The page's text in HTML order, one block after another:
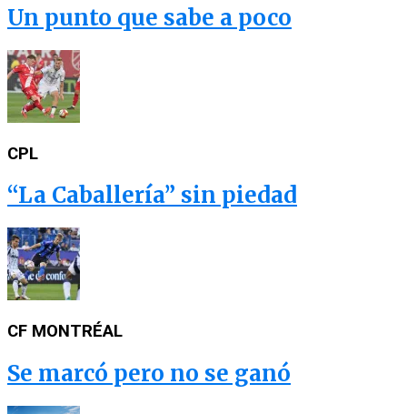
Un punto que sabe a poco
CPL
“La Caballería” sin piedad
CF MONTRÉAL
Se marcó pero no se ganó